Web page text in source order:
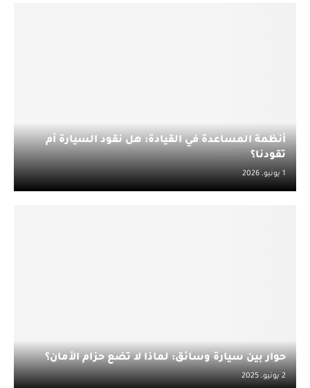
أنظمة المساعدة في القيادة: هل نقود السيارة أم
تقودنا؟
1 يونيو، 2026
حوار بين سيارة وسائق: لماذا لا تضع حزام الأمان؟
2 يونيو، 2025